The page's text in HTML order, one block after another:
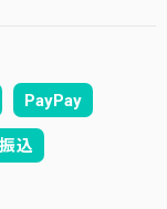
PayPay
込